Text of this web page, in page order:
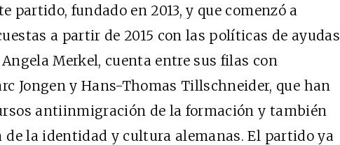
partido, fundado en 2013, y que comenzó a
a partir de 2015 con las políticas de ayudas
Merkel, cuenta entre sus filas con
Jongen y Hans-Thomas Tillschneider, que han
antiinmigración de la formación y también
de la identidad y cultura alemanas. El partido ya